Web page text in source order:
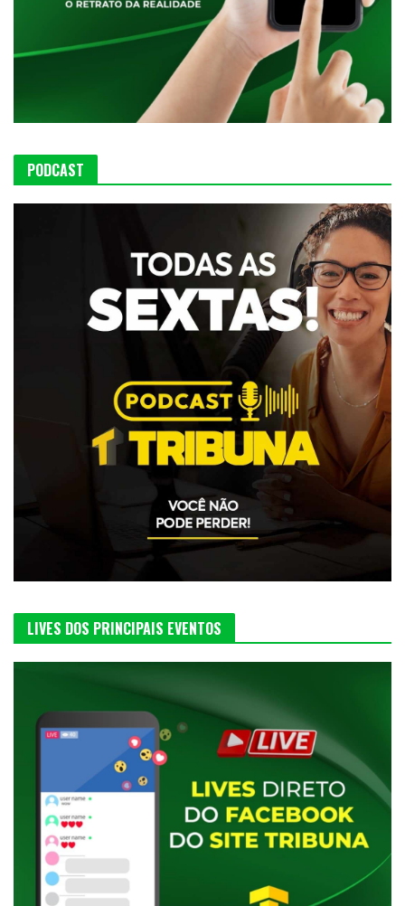
PODCAST
LIVES DOS PRINCIPAIS EVENTOS